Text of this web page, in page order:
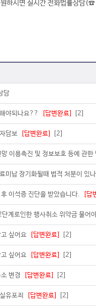
담
야되나요?? [답변완료] [2]
담보 [답변완료] [2]
이용촉진 및 정보보호 등에 관
미납 장기화될때 법적 처분이 있
이석증 진단을 받았습니다. [답
단계로인한 행사취소 위약금 물
싶어요 [답변완료] [2]
싶어요 [답변완료] [2]
변경 [답변완료] [2]
유포죄 [답변완료] [2]